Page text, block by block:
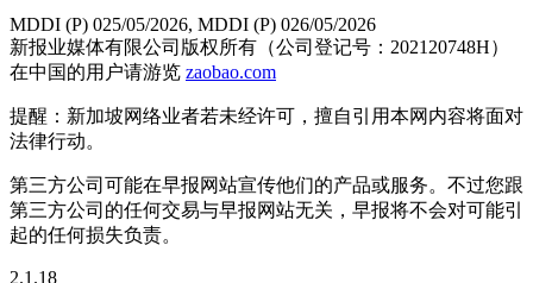
MDDI (P) 025/05/2026, MDDI (P) 026/05/2026
新报业媒体有限公司版权所有（公司登记号：202120748H）
在中国的用户请游览 zaobao.com
提醒：新加坡网络业者若未经许可，擅自引用本网内容将面对
法律行动。
第三方公司可能在早报网站宣传他们的产品或服务。不过您跟
第三方公司的任何交易与早报网站无关，早报将不会对可能引
起的任何损失负责。
2.1.18